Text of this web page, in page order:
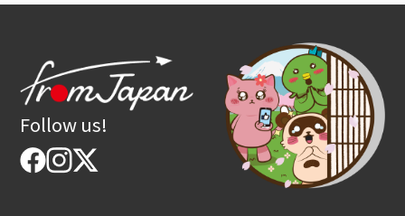
Follow us!